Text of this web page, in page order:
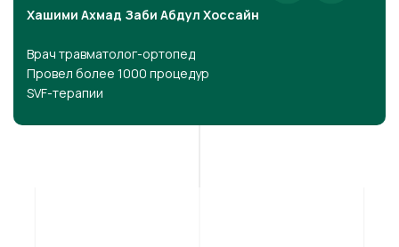
Хашими Ахмад Заби Абдул Хоссайн
Врач травматолог-ортопед
Провел более 1000 процедур
SVF-терапии